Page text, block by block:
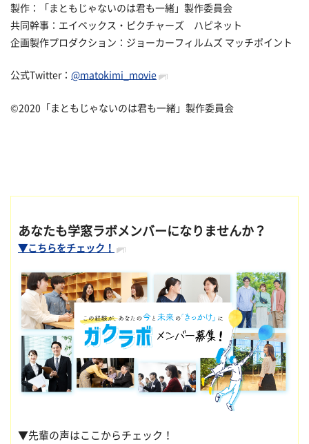
製作：「まともじゃないのは君も一緒」製作委員会
共同幹事：エイベックス・ピクチャーズ ハピネット
企画製作プロダクション：ジョーカーフィルムズ マッチポイント
公式Twitter： @matokimi_movie
©2020「まともじゃないのは君も一緒」製作委員会
あなたも学窓ラボメンバーになりませんか？
▼こちらをチェック！
▼先輩の声はここからチェック！